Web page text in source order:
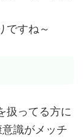
ですね～
扱ってる方に
識がメッチ